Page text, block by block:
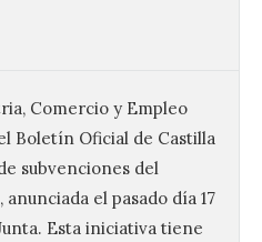
Comercio y Empleo
Boletín Oficial de Castilla
subvenciones del
el pasado día 17
Esta iniciativa tiene